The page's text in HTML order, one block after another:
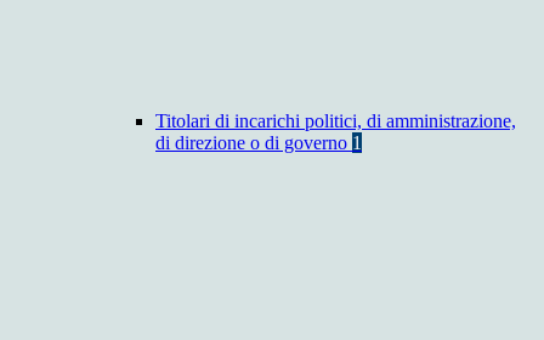
Titolari di incarichi politici, di amministrazione,
di direzione o di governo 1